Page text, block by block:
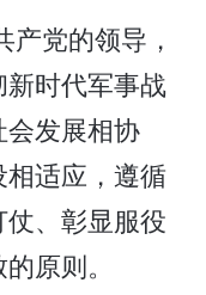
党的领导，
时代军事战
发展相协
适应，遵循
、彰显服役
原则。